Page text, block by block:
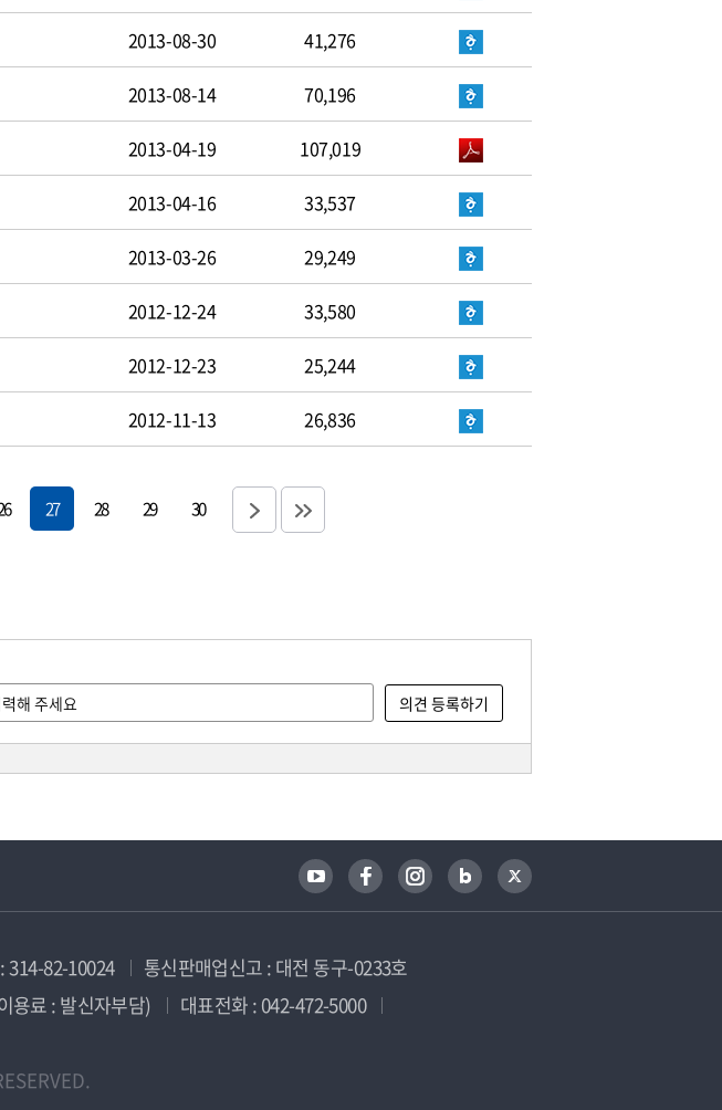
2013-08-30 41,276
2013-08-14 70,196
2013-04-19 107,019
2013-04-16 33,537
2013-03-26 29,249
2012-12-24 33,580
2012-12-23 25,244
2012-11-13 26,836
27 28 29 30
314-82-10024
통신판매업신고 : 대전 동구-0233호
용료 : 발신자부담)
대표전화 : 042-472-5000